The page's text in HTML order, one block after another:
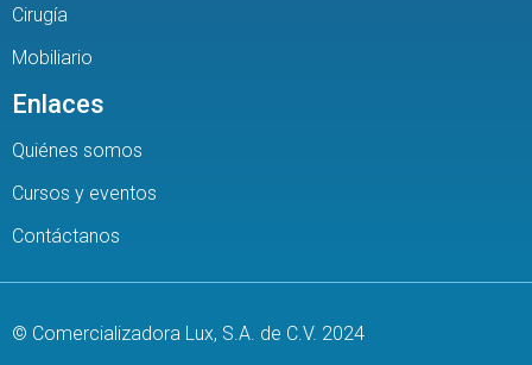
Cirugía
Mobiliario
Enlaces
Quiénes somos
Cursos y eventos
Contáctanos
© Comercializadora Lux, S.A. de C.V. 2024